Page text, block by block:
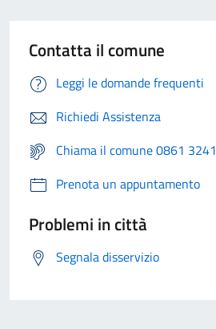
Contatta il comune
Leggi le domande frequenti
Richiedi Assistenza
Chiama il comune 0861 3241
Prenota un appuntamento
Problemi in città
Segnala disservizio